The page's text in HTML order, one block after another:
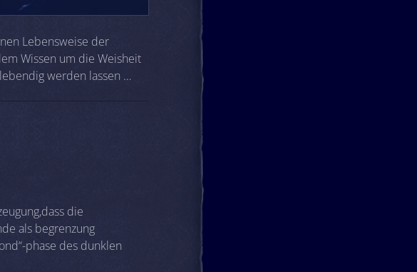
Lebensweise der
Wissen um die Weisheit
werden lassen …
die
als begrenzung
phase des dunklen